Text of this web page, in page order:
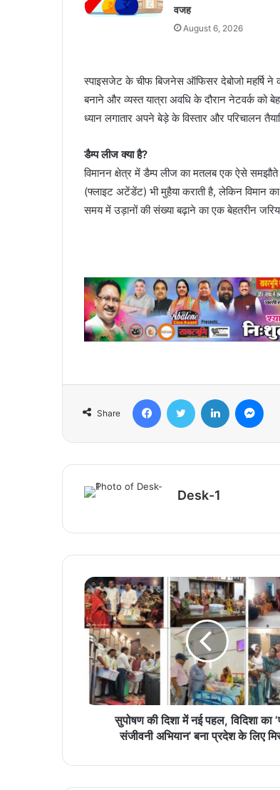
वजह
August 6, 2026
स्पाइसजेट के चीफ बिजनेस ऑफिसर देबोजो महर्षि ने
बनाने और व्यस्त यात्रा अवधि के दौरान नेटवर्क
ध्यान लगातार अपने बेड़े के विस्तार और परिचालन
डैम्प लीज क्या है?
विमानन क्षेत्र में डैम्प लीज का मतलब एक ऐसे
(फ्लाइट अटेंडेंट) भी मुहैया कराती है, लेकिन
समय में उड़ानों की संख्या बढ़ाने का एक बेहतरीन
Share
Desk-1
सुपोषण की दिशा में नई पहल, विदिशा का
संजीवनी अभियान’ बना प्रदेश के लिए